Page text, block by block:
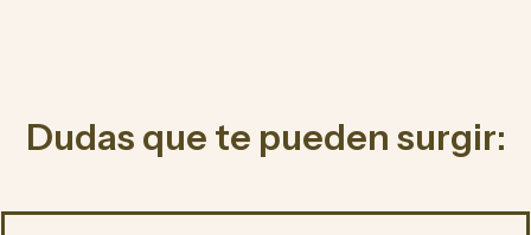
Dudas que te pueden surgir: